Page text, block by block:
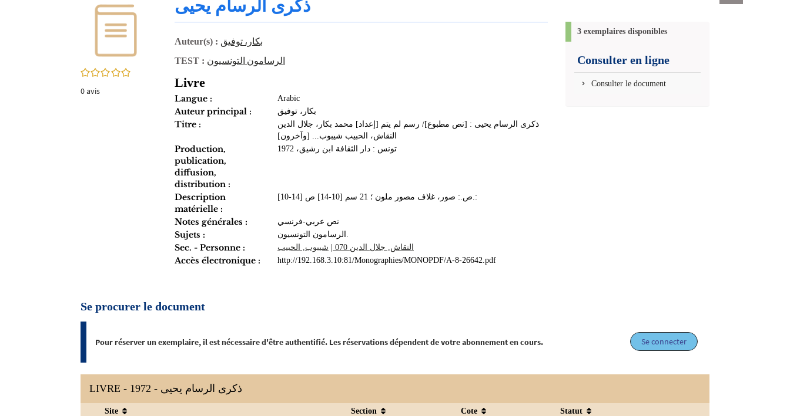
0/5
0avis
ذكرى الرسام يحيى
Auteur(s) : بكار، توفيق
TEST : الرسامون التونسيون
Livre
Langue : Arabic
Auteur principal : بكار، توفيق
Titre :
ذكرى الرسام يحيى : [نص مطبوع]/ رسم لم يتم [إعداد] محمد بكار، جلال الدين
النقاش، الحبيب شيبوب... [وآخرون]
Production,
publication,
diffusion,
distribution :
تونس : دار الثقافة ابن رشيق، 1972
Description
matérielle :
[10-14] ص.: صور، غلاف مصور ملون ؛ 21 سم [10-14] ص.:
Notes générales : نص عربي-فرنسي
Sujets : الرسامون التونسيون.
Sec. - Personne : النقاش, جلال الدين 070 شيبوب, الحبيب
Accès électronique : http://192.168.3.10:81/Monographies/MONOPDF/A-8-26642.pdf
3 exemplaires disponibles
Consulter en ligne
Consulter le document
Se procurer le document
Pour réserver un exemplaire, il est nécessaire d'être authentifié. Les réservations dépendent de votre abonnement en cours. Se connecter
LIVRE - 1972 - ذكرى الرسام يحيى
Site Section Cote
Statut